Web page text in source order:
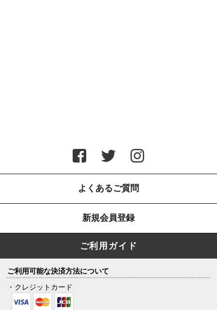
よくあるご質問
新規会員登録
ご利用ガイド
ご利用可能な決済方法について
・クレジットカード